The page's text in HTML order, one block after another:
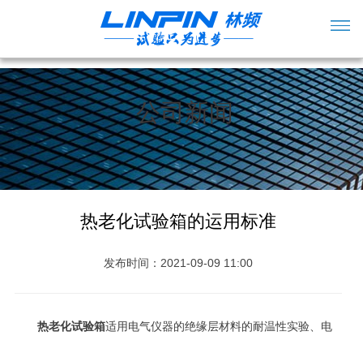
公司新闻
热老化试验箱的运用标准
发布时间：2021-09-09 11:00
热老化试验箱适用电气仪器的绝缘层材料的耐温性实验、电